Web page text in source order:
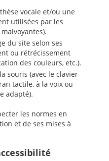
vocale et/ou une
utilisées par les
du site selon ses
ou rétrécissement
des couleurs, etc.).
souris (avec le clavier
tactile, à la voix ou
adapté).
les normes en
et de ses mises à